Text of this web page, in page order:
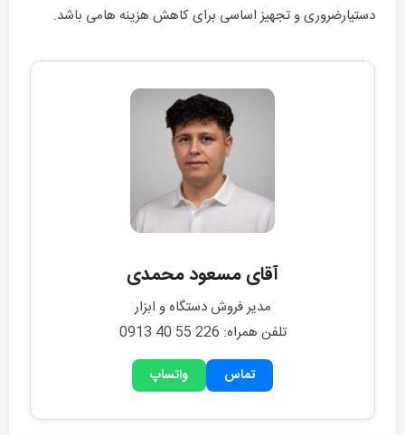
دستیارضروری و تجهیز اساسی برای کاهش هزینه هامی باشد.
آقای مسعود محمدی
مدیر فروش دستگاه و ابزار
تلفن همراه: 0913 40 55 226
تماس واتساپ